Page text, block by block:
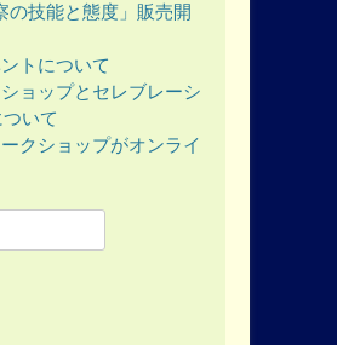
の技能と態度」販売開
トについて
ョップとセレブレーシ
いて
クショップがオンライ